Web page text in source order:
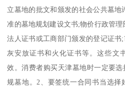
立墓地的批文和颁发的社会公共墓
准的墓地规划建设文书;物价行政管
法人证书或工商部门颁发的登记证
灰安放证书和火化证书等。这些文
效。消费者购买天津墓地时一定要
规墓地。2、要签统一合同书当选择